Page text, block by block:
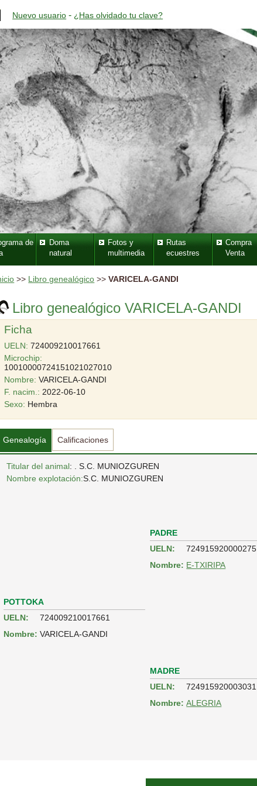
Nuevo usuario - ¿Has olvidado tu clave?
de
Doma
natural
Fotos y
multimedia
Rutas
ecuestres
Compra
Venta
>> Libro genealógico >>VARICELA-GANDI
Libro genealógico VARICELA-GANDI
Ficha
UELN: 724009210017661
Microchip:
10010000724151021027010
Nombre: VARICELA-GANDI
F. nacim.: 2022-06-10
Sexo: Hembra
Genealogía Calificaciones
Titular del animal: . S.C. MUNIOZGUREN
Nombre explotación:S.C. MUNIOZGUREN
POTTOKA
UELN:
724009210017661
Nombre: VARICELA-GANDI
PADRE
UELN:
724915920000275
Nombre: E-TXIRIPA
MADRE
UELN:
724915920003031
Nombre: ALEGRIA